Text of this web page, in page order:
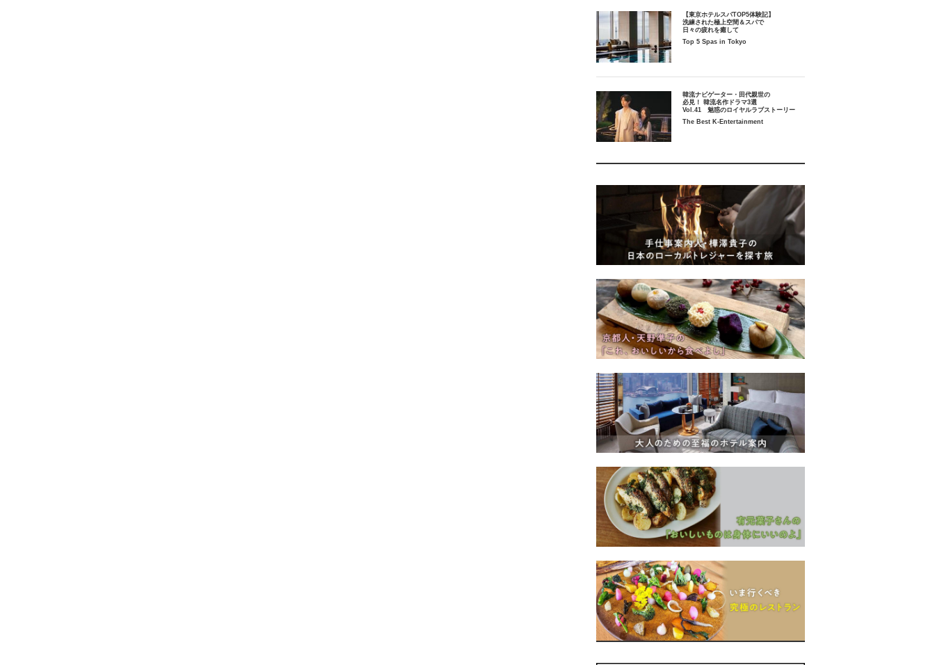
【東京ホテルスパTOP5体験記】
洗練された極上空間＆スパで
日々の疲れを癒して
Top 5 Spas in Tokyo
韓流ナビゲーター・田代親世の
必見！ 韓流名作ドラマ3選
Vol.41 魅惑のロイヤルラブストーリー
The Best K-Entertainment